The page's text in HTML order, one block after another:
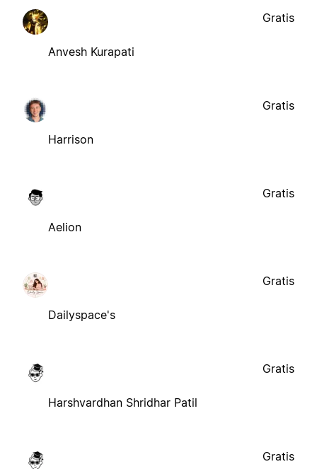
Anvesh Kurapati
Gratis
Harrison
Gratis
Aelion
Gratis
Dailyspace's
Gratis
Harshvardhan Shridhar Patil
Gratis
Gratis